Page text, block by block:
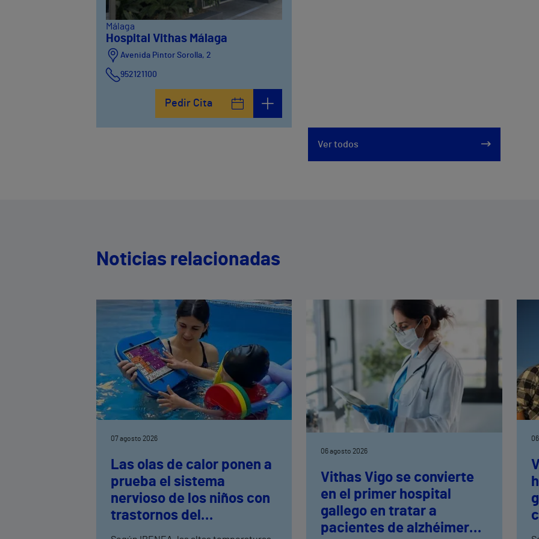
Málaga
Hospital Vithas Málaga
Avenida Pintor Sorolla, 2
952121100
Pedir Cita
Ver todos
Noticias relacionadas
07 agosto 2026
Las olas de calor ponen a
prueba el sistema
nervioso de los niños con
trastornos del
06 agosto 2026
Vithas Vigo se convierte
en el primer hospital
gallego en tratar a
pacientes de alzhéimer